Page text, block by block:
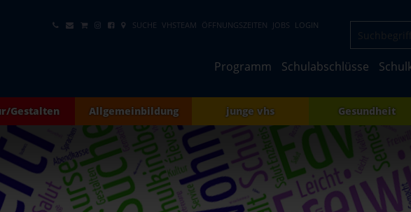
SUCHE VHSTEAM ÖFFNUNGSZEITEN JOBS LOGIN
Programm Schulabschlüsse
Gestalten Allgemeinbildung junge vhs Gesundheit